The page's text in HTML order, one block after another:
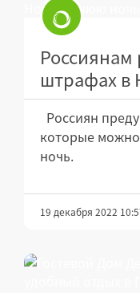
Россиянам
штрафах в
Россиян
которые
ночь.
19 декабря 2022